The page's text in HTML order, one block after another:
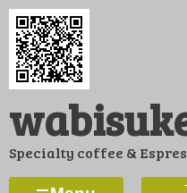
コ
ン
ツ
スSpecialty coffee &